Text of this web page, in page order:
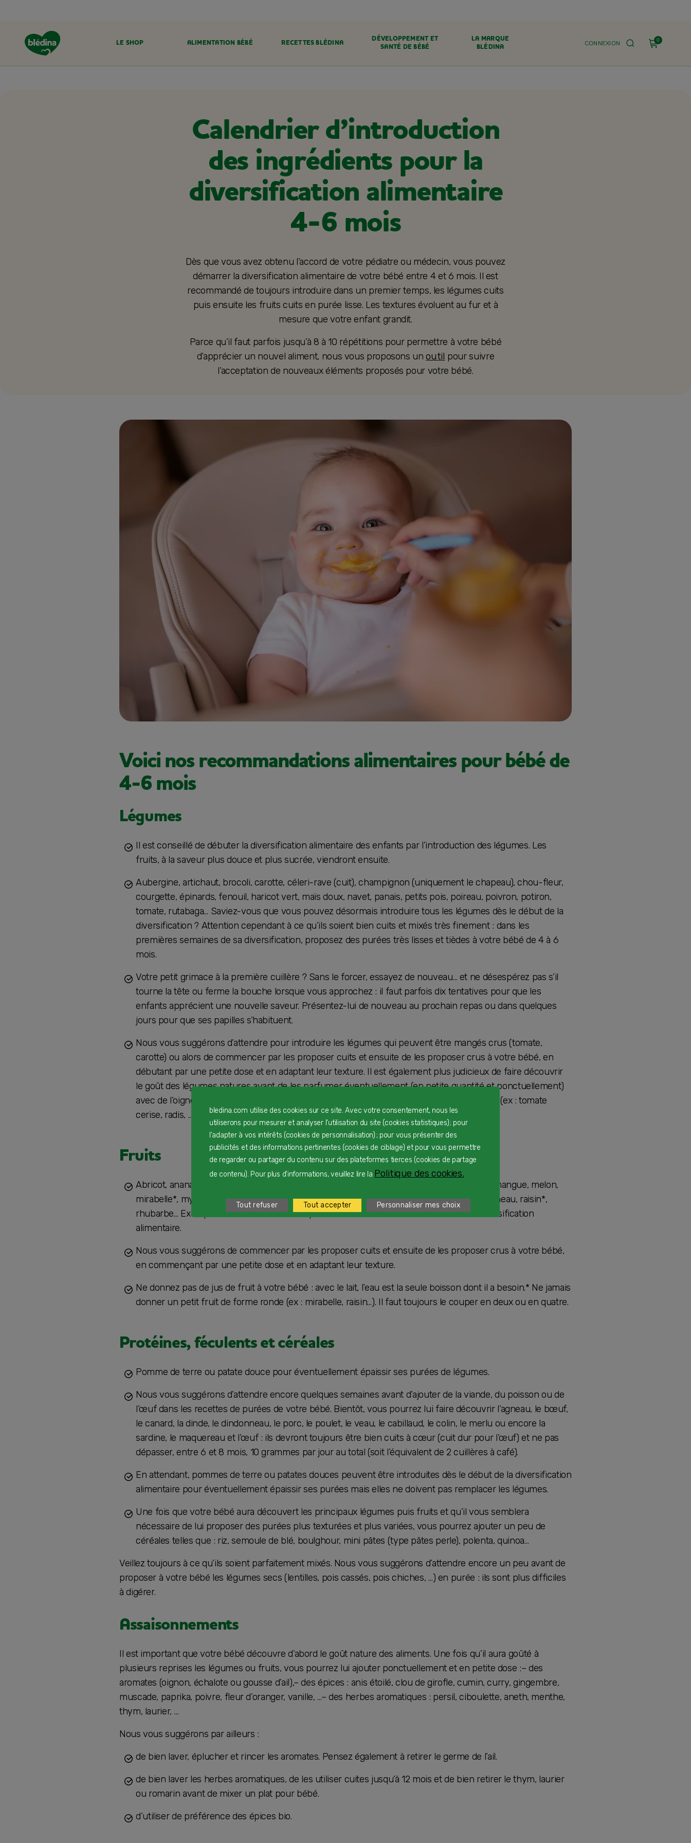
CONNEXION 0
LE SHOP ALIMENTATION BÉBÉ RECETTES BLÉDINA
DÉVELOPPEMENT ET
SANTÉ DE BÉBÉ
LA MARQUE
BLÉDINA
ALIMENTATION BÉBÉ
Calendrier d’introduction
des ingrédients pour la
diversification alimentaire
4-6 mois
Dès que vous avez obtenu l’accord de votre pédiatre ou médecin, vous pouvez
démarrer la diversification alimentaire de votre bébé entre 4 et 6 mois. Il est
recommandé de toujours introduire dans un premier temps, les légumes cuits
puis ensuite les fruits cuits en purée lisse. Les textures évoluent au fur et à
mesure que votre enfant grandit.
Parce qu’il faut parfois jusqu’à 8 à 10 répétitions pour permettre à votre bébé
d’apprécier un nouvel aliment, nous vous proposons unoutil pour suivre
l’acceptation de nouveaux éléments proposés pour votre bébé.
Voici nos recommandations alimentaires pour bébé de
4-6 mois
Légumes
Il est conseillé de débuter la diversification alimentaire des enfants par l’introduction des légumes. Les
fruits, à la saveur plus douce et plus sucrée, viendront ensuite.
Aubergine, artichaut, brocoli, carotte, céleri-rave (cuit), champignon (uniquement le chapeau), chou-fleur,
courgette, épinards, fenouil, haricot vert, maïs doux, navet, panais, petits pois, poireau, poivron, potiron,
tomate, rutabaga… Saviez-vous que vous pouvez désormais introduire tous les légumes dès le début de la
diversification ? Attention cependant à ce qu’ils soient bien cuits et mixés très finement : dans les
premières semaines de sa diversification, proposez des purées très lisses et tièdes à votre bébé de 4 à 6
mois.
Votre petit grimace à la première cuillère ? Sans le forcer, essayez de nouveau… et ne désespérez pas s’il
tourne la tête ou ferme la bouche lorsque vous approchez : il faut parfois dix tentatives pour que les
enfants apprécient une nouvelle saveur. Présentez-lui de nouveau au prochain repas ou dans quelques
jours pour que ses papilles s’habituent.
Nous vous suggérons d’attendre pour introduire les légumes qui peuvent être mangés crus (tomate,
carotte) ou alors de commencer par les proposer cuits et ensuite de les proposer crus à votre bébé, en
débutant par une petite dose et en adaptant leur texture. Il est également plus judicieux de faire découvrir
le goût des légumes natures avant de les parfumer éventuellement (en petite quantité et ponctuellement)
avec de l’oignon, de l’ail et des herbes.* Ne donnez jamais un petit légume de forme ronde (ex : tomate
cerise, radis, …). Il faut toujours le couper en deux ou en quatre.
Fruits
Abricot, ananas, banane, cassis, cerise, coing, fraise, framboise, goyave, kiwi, mandarine, mangue, melon,
mirabelle*, myrtille, orange, pêche, poire, pomme, pulpe de fruit de la passion, prune, pruneau, raisin*,
rhubarbe… Exotique ou non, tous les fruits peuvent être introduits dès le début de la diversification
alimentaire.
Nous vous suggérons de commencer par les proposer cuits et ensuite de les proposer crus à votre bébé,
en commençant par une petite dose et en adaptant leur texture.
Ne donnez pas de jus de fruit à votre bébé : avec le lait, l’eau est la seule boisson dont il a besoin.* Ne jamais
donner un petit fruit de forme ronde (ex : mirabelle, raisin…). Il faut toujours le couper en deux ou en quatre.
Protéines, féculents et céréales
Pomme de terre ou patate douce pour éventuellement épaissir ses purées de légumes.
Nous vous suggérons d’attendre encore quelques semaines avant d’ajouter de la viande, du poisson ou de
l’œuf dans les recettes de purées de votre bébé. Bientôt, vous pourrez lui faire découvrir l’agneau, le bœuf,
le canard, la dinde, le dindonneau, le porc, le poulet, le veau, le cabillaud, le colin, le merlu ou encore la
sardine, le maquereau et l’œuf : ils devront toujours être bien cuits à cœur (cuit dur pour l’œuf) et ne pas
dépasser, entre 6 et 8 mois, 10 grammes par jour au total (soit l’équivalent de 2 cuillères à café).
En attendant, pommes de terre ou patates douces peuvent être introduites dès le début de la diversification
alimentaire pour éventuellement épaissir ses purées mais elles ne doivent pas remplacer les légumes.
Une fois que votre bébé aura découvert les principaux légumes puis fruits et qu’il vous semblera
nécessaire de lui proposer des purées plus texturées et plus variées, vous pourrez ajouter un peu de
céréales telles que : riz, semoule de blé, boulghour, mini pâtes (type pâtes perle), polenta, quinoa…
Veillez toujours à ce qu’ils soient parfaitement mixés. Nous vous suggérons d’attendre encore un peu avant de
proposer à votre bébé les légumes secs (lentilles, pois cassés, pois chiches, …) en purée : ils sont plus difficiles
à digérer.
Assaisonnements
Il est important que votre bébé découvre d’abord le goût nature des aliments. Une fois qu’il aura goûté à
plusieurs reprises les légumes ou fruits, vous pourrez lui ajouter ponctuellement et en petite dose :– des
aromates (oignon, échalote ou gousse d’ail),– des épices : anis étoilé, clou de girofle, cumin, curry, gingembre,
muscade, paprika, poivre, fleur d’oranger, vanille, …– des herbes aromatiques : persil, ciboulette, aneth, menthe,
thym, laurier, …
Nous vous suggérons par ailleurs :
de bien laver, éplucher et rincer les aromates. Pensez également à retirer le germe de l’ail.
de bien laver les herbes aromatiques, de les utiliser cuites jusqu’à 12 mois et de bien retirer le thym, laurier
ou romarin avant de mixer un plat pour bébé.
d’utiliser de préférence des épices bio.
bledina.com utilise des cookies sur ce site. Avec votre consentement, nous les
utiliserons pour mesurer et analyser l'utilisation du site (cookies statistiques) ; pour
l'adapter à vos intérêts (cookies de personnalisation) ; pour vous présenter des
publicités et des informations pertinentes (cookies de ciblage) et pour vous permettre
de regarder ou partager du contenu sur des plateformes tierces (cookies de partage
de contenu). Pour plus d'informations, veuillez lire la Politique des cookies.
Tout refuser Tout accepter Personnaliser mes choix